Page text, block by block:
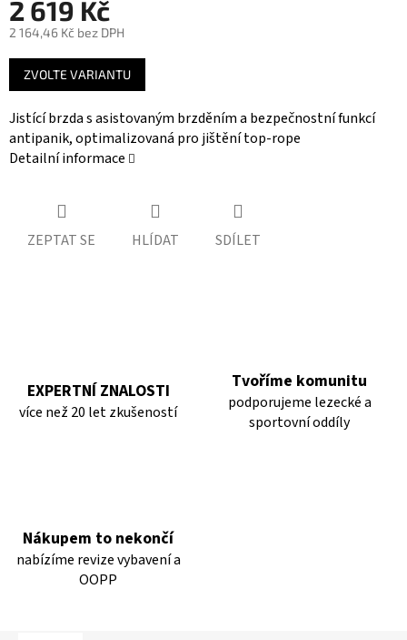
2 619 Kč
2 164,46 Kč bez DPH
Měrná
cena:
ZVOLTE VARIANTU
Jistící brzda s asistovaným brzděním a bezpečnostní funkcí
antipanik, optimalizovaná pro jištění top-rope
Detailní informace
ZEPTAT SE HLÍDAT SDÍLET
EXPERTNÍ ZNALOSTI
více než 20 let zkušeností
Tvoříme komunitu
podporujeme lezecké a
sportovní oddíly
Nákupem to nekončí
nabízíme revize vybavení a
OOPP